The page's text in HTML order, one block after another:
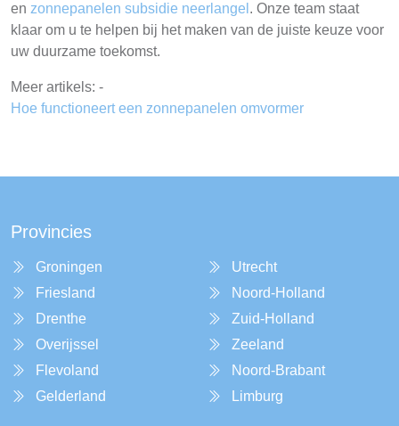
en zonnepanelen subsidie neerlangel . Onze team staat
klaar om u te helpen bij het maken van de juiste keuze voor
uw duurzame toekomst.
Meer artikels: -
Hoe functioneert een zonnepanelen omvormer
Provincies
Groningen
Friesland
Drenthe
Overijssel
Flevoland
Gelderland
Utrecht
Noord-Holland
Zuid-Holland
Zeeland
Noord-Brabant
Limburg